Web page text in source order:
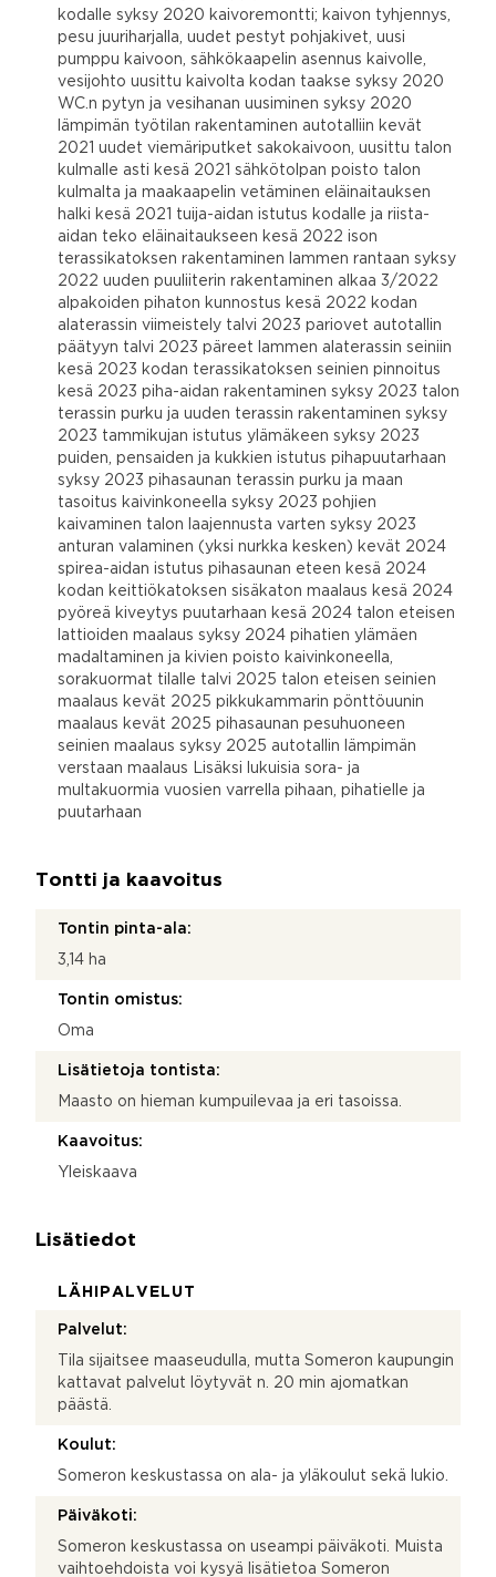
kodalle syksy 2020 kaivoremontti; kaivon tyhjennys,
pesu juuriharjalla, uudet pestyt pohjakivet, uusi
pumppu kaivoon, sähkökaapelin asennus kaivolle,
vesijohto uusittu kaivolta kodan taakse syksy 2020
WC.n pytyn ja vesihanan uusiminen syksy 2020
lämpimän työtilan rakentaminen autotalliin kevät
2021 uudet viemäriputket sakokaivoon, uusittu talon
kulmalle asti kesä 2021 sähkötolpan poisto talon
kulmalta ja maakaapelin vetäminen eläinaitauksen
halki kesä 2021 tuija-aidan istutus kodalle ja riista-
aidan teko eläinaitaukseen kesä 2022 ison
terassikatoksen rakentaminen lammen rantaan syksy
2022 uuden puuliiterin rakentaminen alkaa 3/2022
alpakoiden pihaton kunnostus kesä 2022 kodan
alaterassin viimeistely talvi 2023 pariovet autotallin
päätyyn talvi 2023 päreet lammen alaterassin seiniin
kesä 2023 kodan terassikatoksen seinien pinnoitus
kesä 2023 piha-aidan rakentaminen syksy 2023 talon
terassin purku ja uuden terassin rakentaminen syksy
2023 tammikujan istutus ylämäkeen syksy 2023
puiden, pensaiden ja kukkien istutus pihapuutarhaan
syksy 2023 pihasaunan terassin purku ja maan
tasoitus kaivinkoneella syksy 2023 pohjien
kaivaminen talon laajennusta varten syksy 2023
anturan valaminen (yksi nurkka kesken) kevät 2024
spirea-aidan istutus pihasaunan eteen kesä 2024
kodan keittiökatoksen sisäkaton maalaus kesä 2024
pyöreä kiveytys puutarhaan kesä 2024 talon eteisen
lattioiden maalaus syksy 2024 pihatien ylämäen
madaltaminen ja kivien poisto kaivinkoneella,
sorakuormat tilalle talvi 2025 talon eteisen seinien
maalaus kevät 2025 pikkukammarin pönttöuunin
maalaus kevät 2025 pihasaunan pesuhuoneen
seinien maalaus syksy 2025 autotallin lämpimän
verstaan maalaus Lisäksi lukuisia sora- ja
multakuormia vuosien varrella pihaan, pihatielle ja
puutarhaan
Tontti ja kaavoitus
Tontin pinta-ala:
3,14 ha
Tontin omistus:
Oma
Lisätietoja tontista:
Maasto on hieman kumpuilevaa ja eri tasoissa.
Kaavoitus:
Yleiskaava
Lisätiedot
LÄHIPALVELUT
Palvelut:
Tila sijaitsee maaseudulla, mutta Someron kaupungin
kattavat palvelut löytyvät n. 20 min ajomatkan
päästä.
Koulut:
Someron keskustassa on ala- ja yläkoulut sekä lukio.
Päiväkoti:
Someron keskustassa on useampi päiväkoti. Muista
vaihtoehdoista voi kysyä lisätietoa Someron